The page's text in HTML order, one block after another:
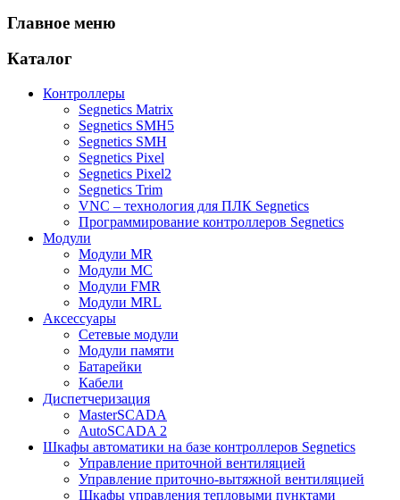
Главное меню
Каталог
Контроллеры
Segnetics Matrix
Segnetics SMH5
Segnetics SMH
Segnetics Pixel
Segnetics Pixel2
Segnetics Trim
VNC – технология для ПЛК Segnetics
Программирование контроллеров Segnetics
Модули
Модули MR
Модули MC
Модули FMR
Модули MRL
Аксеcсуары
Сетевые модули
Модули памяти
Батарейки
Кабели
Диспетчеризация
MasterSCADA
AutoSCADA 2
Шкафы автоматики на базе контроллеров Segnetics
Управление приточной вентиляцией
Управление приточно-вытяжной вентиляцией
Шкафы управления тепловыми пунктами